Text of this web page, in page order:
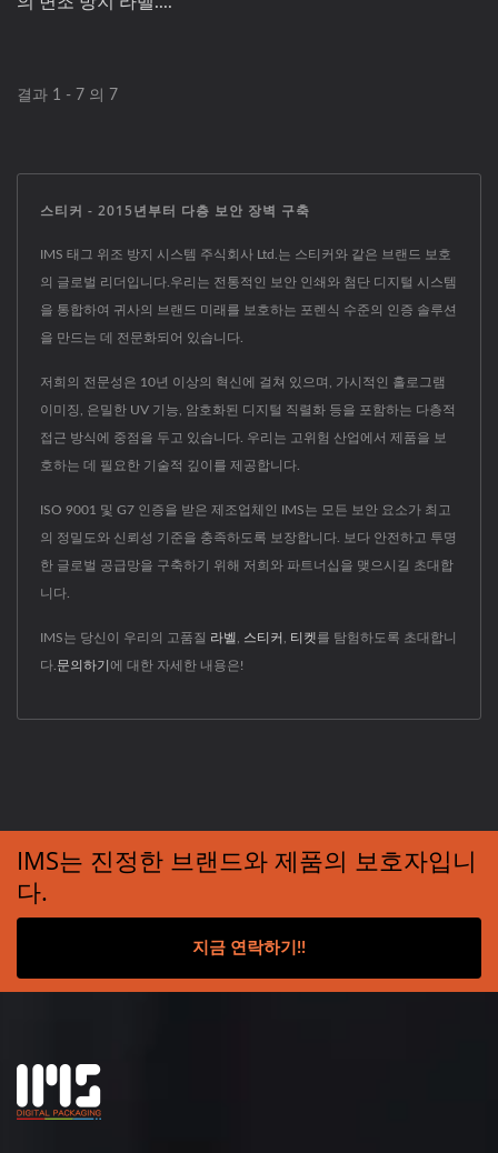
결과 1 - 7 의 7
스티커 - 2015년부터 다층 보안 장벽 구축
IMS 태그 위조 방지 시스템 주식회사 Ltd.는 스티커와 같은 브랜드 보호
의 글로벌 리더입니다.우리는 전통적인 보안 인쇄와 첨단 디지털 시스템
을 통합하여 귀사의 브랜드 미래를 보호하는 포렌식 수준의 인증 솔루션
을 만드는 데 전문화되어 있습니다.
저희의 전문성은 10년 이상의 혁신에 걸쳐 있으며, 가시적인 홀로그램
이미징, 은밀한 UV 기능, 암호화된 디지털 직렬화 등을 포함하는 다층적
접근 방식에 중점을 두고 있습니다. 우리는 고위험 산업에서 제품을 보
호하는 데 필요한 기술적 깊이를 제공합니다.
ISO 9001 및 G7 인증을 받은 제조업체인 IMS는 모든 보안 요소가 최고
의 정밀도와 신뢰성 기준을 충족하도록 보장합니다. 보다 안전하고 투명
한 글로벌 공급망을 구축하기 위해 저희와 파트너십을 맺으시길 초대합
니다.
IMS는 당신이 우리의 고품질 라벨 스티커 티켓를 탐험하도록 초대합니
다. 문의하기 에 대한 자세한 내용은!
IMS는 진정한 브랜드와 제품의 보호자입니
다.
지금 연락하기!!